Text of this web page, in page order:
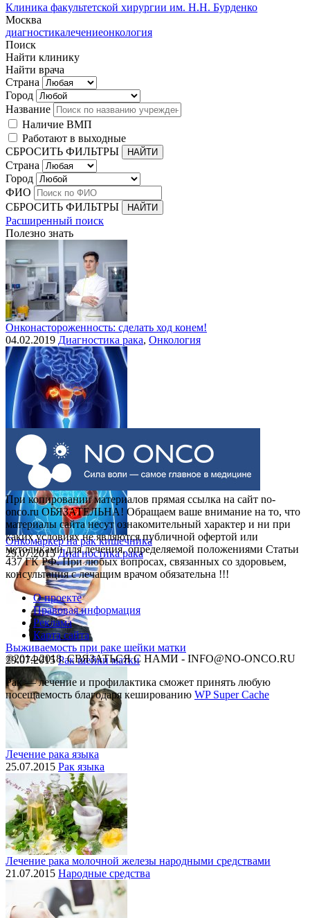
Клиника факультетской хирургии им. Н.Н. Бурденко
Москва
диагностикалечениеонкология
Поиск
Найти клинику
Найти врача
Страна
Город
Название
Наличие ВМП
Работают в выходные
СБРОСИТЬ ФИЛЬТРЫ
Страна
Город
ФИО
СБРОСИТЬ ФИЛЬТРЫ
Расширенный поиск
Полезно знать
Онконастороженность: сделать ход конем!
04.02.2019 Диагностика рака, Онкология
Выделения при раке шейки матки
30.07.2015 Рак шейки матки
Онкомаркер на рак кишечника
29.07.2015 Диагностика рака
Выживаемость при раке шейки матки
29.07.2015 Рак шейки матки
Лечение рака языка
25.07.2015 Рак языка
Лечение рака молочной железы народными средствами
21.07.2015 Народные средства
При копировании материалов прямая ссылка на сайт no-
onco.ru ОБЯЗАТЕЛЬНА! Обращаем ваше внимание на то, что
материалы сайта несут ознакомительный характер и ни при
каких условиях не являются публичной офертой или
методиками для лечения, определяемой положениями Статьи
437 ГК РФ. При любых вопросах, связанных со здоровьем,
консультация с лечащим врачом обязательна !!!
О проекте
Правовая информация
Реклама
Карта сайта
©2014-2018, СВЯЗАТЬСЯ С НАМИ - INFO@NO-ONCO.RU
Рак — лечение и профилактика cможет принять любую
посещаемость благодаря кешированию WP Super Cache